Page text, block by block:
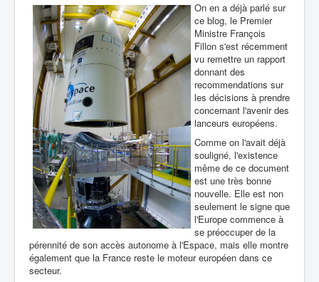
On en a déjà parlé sur
ce blog, le Premier
Ministre François
Fillon s'est récemment
vu remettre un rapport
donnant des
recommendations sur
les décisions à prendre
concernant l'avenir des
lanceurs européens.
Comme on l'avait déjà
souligné, l'existence
même de ce document
est une très bonne
nouvelle. Elle est non
seulement le signe que
l'Europe commence à
se préoccuper de la
pérennité de son accès autonome à l'Espace, mais elle montre
également que la France reste le moteur européen dans ce
secteur.